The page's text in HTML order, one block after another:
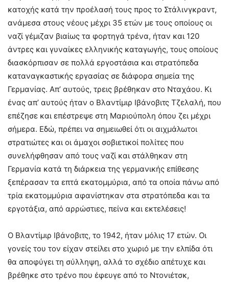
κατοχής κατά την προέλασή τους προς το Στάλινγκραντ,
ανάμεσα στους νέους μέχρι 35 ετών με τους οποίους οι
ναζί γέμιζαν βιαίως τα φορτηγά τρένα, ήταν και 120
άντρες και γυναίκες ελληνικής καταγωγής, τους οποίους
διασκόρπισαν σε πολλά εργοστάσια και στρατόπεδα
καταναγκαστικής εργασίας σε διάφορα σημεία της
Γερμανίας. Απ’ αυτούς, τρεις βρέθηκαν στο Νταχάου. Κι
ένας απ’ αυτούς ήταν ο Βλαντίμιρ Ιβάνοβιτς Τζελαλή, που
επέζησε και επέστρεψε στη Μαριούπολη όπου ζει μέχρι
σήμερα. Εδώ, πρέπει να σημειωθεί ότι οι αιχμάλωτοι
στρατιώτες και οι άμαχοι σοβιετικοί πολίτες που
συνελήφθησαν από τους ναζί και στάλθηκαν στη
Γερμανία κατά τη διάρκεια της γερμανικής επίθεσης
ξεπέρασαν τα επτά εκατομμύρια, από τα οποία πάνω από
τρία εκατομμύρια αφανίστηκαν στα στρατόπεδα και τα
εργοτάξια, από αρρώστιες, πείνα και εκτελέσεις!
Ο Βλαντίμιρ Ιβάνοβιτς, το 1942, ήταν μόλις 17 ετών. Οι
γονείς του τον είχαν στείλει στο χωριό με την ελπίδα ότι
θα αποφύγει τη σύλληψη, αλλά το σχέδιο απέτυχε και
βρέθηκε στο τρένο που έφευγε από το Ντονιέτσκ,